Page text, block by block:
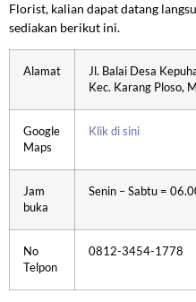
Florist, kalian dapat datang
sediakan berikut ini.
Alamat
Jl. Balai Desa
Kec. Karang Ploso,
Google
Maps
Klik di sini
Jam
buka
Senin – Sabtu =
No
Telpon
0812-3454-1778